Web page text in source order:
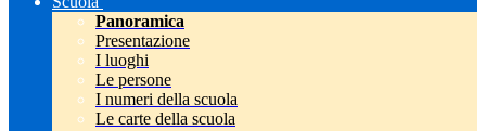
Panoramica
Presentazione
I luoghi
Le persone
I numeri della scuola
Le carte della scuola